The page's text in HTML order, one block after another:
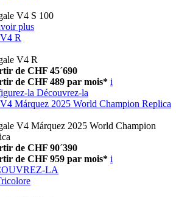
V4 S 100
plus
V4 R
V4 R
de CHF 45´690
de CHF 489 par mois* i
la Découvrez-la
V4 Márquez 2025 World Champion Replica
V4 Márquez 2025 World Champion
de CHF 90´390
de CHF 959 par mois* i
LA